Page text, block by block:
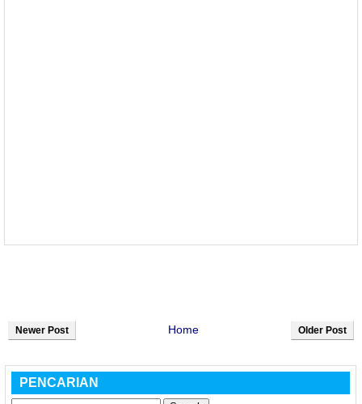
Newer Post Older Post
Home
PENCARIAN